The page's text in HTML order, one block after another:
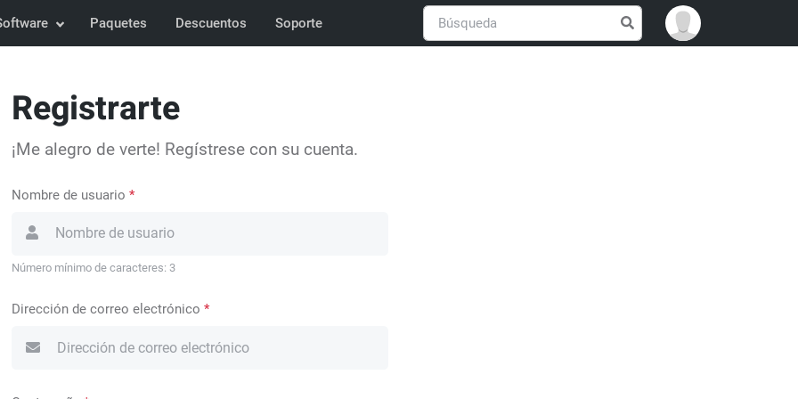
Paquetes Descuentos Soporte
Registrarte
¡Me alegro de verte! Regístrese con su cuenta.
Nombre de usuario *
Número mínimo de caracteres: 3
Dirección de correo electrónico *